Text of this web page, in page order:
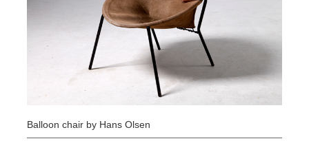
Balloon chair by Hans Olsen